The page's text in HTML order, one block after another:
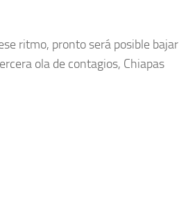
ritmo, pronto será posible bajar
ola de contagios, Chiapas